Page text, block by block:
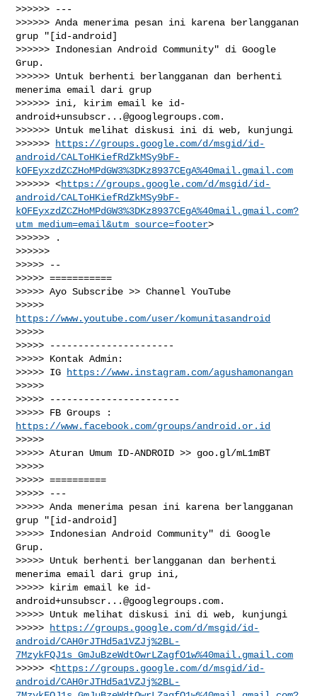
>>>>>> ---
>>>>>> Anda menerima pesan ini karena berlangganan
grup "[id-android]
>>>>>> Indonesian Android Community" di Google
Grup.
>>>>>> Untuk berhenti berlangganan dan berhenti
menerima email dari grup
>>>>>> ini, kirim email ke id-
android+unsubscr...@googlegroups.com.
>>>>>> Untuk melihat diskusi ini di web, kunjungi
>>>>>>
https://groups.google.com/d/msgid/id-
android/CALToHKiefRdZkMSy9bF-
kOFEyxzdZCZHoMPdGW3%3DKz8937CEgA%40mail.gmail.com
>>>>>> <https://groups.google.com/d/msgid/id-
android/CALToHKiefRdZkMSy9bF-
kOFEyxzdZCZHoMPdGW3%3DKz8937CEgA%40mail.gmail.com?
utm_medium=email&utm_source=footer>
>>>>>> .
>>>>>>
>>>>> --
>>>>> ===========
>>>>> Ayo Subscribe >> Channel YouTube
https://www.youtube.com/user/komunitasandroid
>>>>>
>>>>> ----------------------
>>>>> Kontak Admin:
>>>>> IG
https://www.instagram.com/agushamonangan
>>>>>
>>>>> -----------------------
https://www.facebook.com/groups/android.or.id
>>>>>
>>>>> Aturan Umum ID-ANDROID >> goo.gl/mL1mBT
>>>>>
>>>>> ==========
>>>>> ---
>>>>> Anda menerima pesan ini karena berlangganan
grup "[id-android]
>>>>> Indonesian Android Community" di Google
Grup.
>>>>> Untuk berhenti berlangganan dan berhenti
menerima email dari grup ini,
>>>>> kirim email ke id-
android+unsubscr...@googlegroups.com.
>>>>> Untuk melihat diskusi ini di web, kunjungi
>>>>>
https://groups.google.com/d/msgid/id-
android/CAH0rJTHd5a1VZJj%2BL-
7MzykFQJ1s_GmJuBzeWdtOwrLZagfO1w%40mail.gmail.com
>>>>> <https://groups.google.com/d/msgid/id-
android/CAH0rJTHd5a1VZJj%2BL-